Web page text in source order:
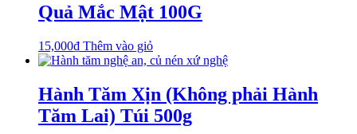
Quả Mắc Mật 100G
15,000₫ Thêm vào giỏ
Hành Tăm Xịn (Không phải Hành
Tăm Lai) Túi 500g